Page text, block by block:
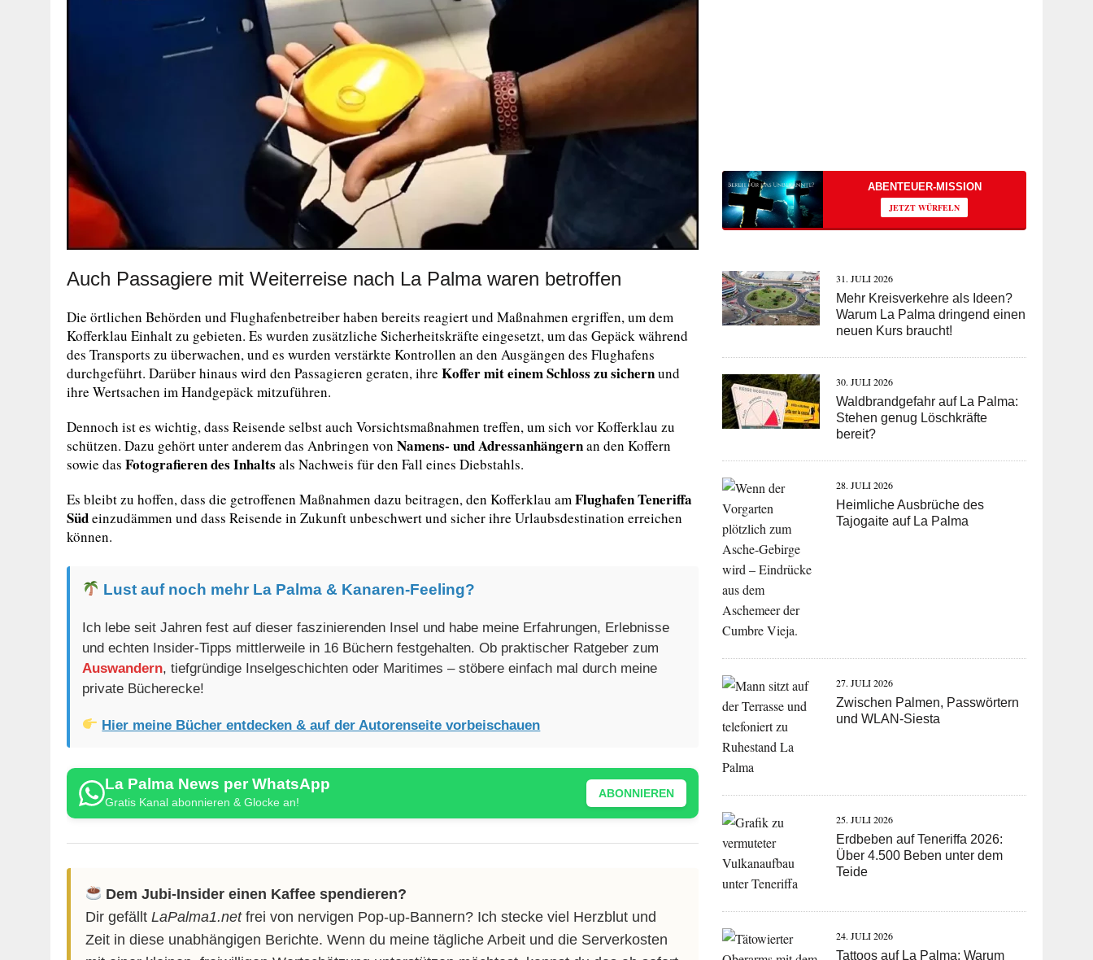
Auch Passagiere mit Weiterreise nach La Palma waren betroffen
Die örtlichen Behörden und Flughafenbetreiber haben bereits reagiert und Maßnahmen ergriffen, um dem
Kofferklau Einhalt zu gebieten. Es wurden zusätzliche Sicherheitskräfte eingesetzt, um das Gepäck während
des Transports zu überwachen, und es wurden verstärkte Kontrollen an den Ausgängen des Flughafens
durchgeführt. Darüber hinaus wird den Passagieren geraten, ihre Koffer mit einem Schloss zu sichernund
ihre Wertsachen im Handgepäck mitzuführen.
Dennoch ist es wichtig, dass Reisende selbst auch Vorsichtsmaßnahmen treffen, um sich vor Kofferklau zu
schützen. Dazu gehört unter anderem das Anbringen von Namens- und Adressanhängernan den Koffern
sowie das Fotografieren des Inhalts als Nachweis für den Fall eines Diebstahls.
Es bleibt zu hoffen, dass die getroffenen Maßnahmen dazu beitragen, den Kofferklau amFlughafen Teneriffa
Südeinzudämmen und dass Reisende in Zukunft unbeschwert und sicher ihre Urlaubsdestination erreichen
können.
Lust auf noch mehr La Palma & Kanaren-Feeling?
Ich lebe seit Jahren fest auf dieser faszinierenden Insel und habe meine Erfahrungen, Erlebnisse
und echten Insider-Tipps mittlerweile in 16 Büchern festgehalten. Ob praktischer Ratgeber zum
Auswandern, tiefgründige Inselgeschichten oder Maritimes – stöbere einfach mal durch meine
private Bücherecke!
Hier meine Bücher entdecken & auf der Autorenseite vorbeischauen
La Palma News per WhatsApp
Gratis Kanal abonnieren & Glocke an!
ABONNIEREN
Dem Jubi-Insider einen Kaffee spendieren?
Dir gefällt LaPalma1.netfrei von nervigen Pop-up-Bannern? Ich stecke viel Herzblut und
Zeit in diese unabhängigen Berichte. Wenn du meine tägliche Arbeit und die Serverkosten
ABENTEUER-MISSION
JETZT WÜRFELN
31. JULI 2026
Mehr Kreisverkehre als Ideen?
Warum La Palma dringend einen
neuen Kurs braucht!
30. JULI 2026
Waldbrandgefahr auf La Palma:
Stehen genug Löschkräfte
bereit?
28. JULI 2026
Heimliche Ausbrüche des
Tajogaite auf La Palma
27. JULI 2026
Zwischen Palmen, Passwörtern
und WLAN-Siesta
25. JULI 2026
Erdbeben auf Teneriffa 2026:
Über 4.500 Beben unter dem
Teide
24. JULI 2026
Tattoos auf La Palma: Warum